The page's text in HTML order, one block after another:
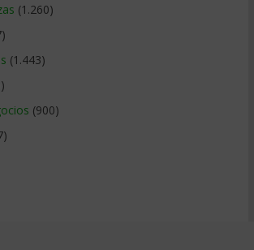
(1.260)
(1.443)
(900)